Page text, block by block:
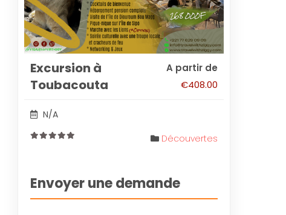
Excursion à
Toubacouta
A partir de
€408.00
N/A
Découvertes
Envoyer une demande